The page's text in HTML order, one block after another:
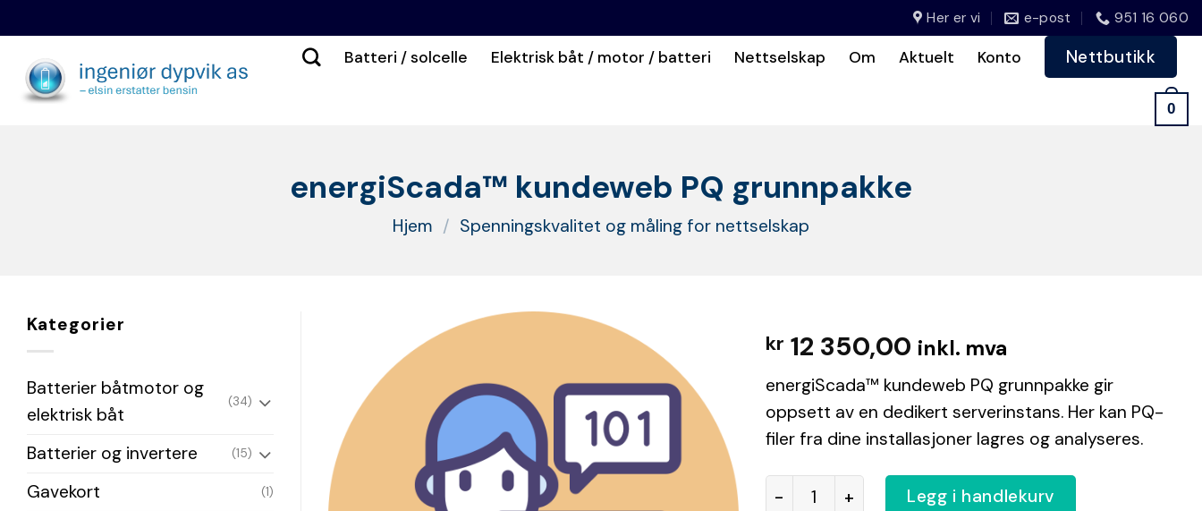
to
content
Her er vi e-post 951 16 060
Batteri / solcelle Elektrisk båt / motor / batteri Nettselskap Om Aktuelt Konto Nettbutikk
0
energiScada™ kundeweb PQ grunnpakke
Hjem / Spenningskvalitet og måling for nettselskap
Kategorier
Batterier båtmotor og
elektrisk båt
(34)
Batterier og invertere (15)
Gavekort (1)
Legg
ønskeliste
kr 12 350,00 inkl. mva
energiScada™ kundeweb PQ grunnpakke gir
oppsett av en dedikert serverinstans. Her kan PQ-
filer fra dine installasjoner lagres og analyseres.
energiScada™ kundeweb PQ grunnpakke antall
Legg i handlekurv